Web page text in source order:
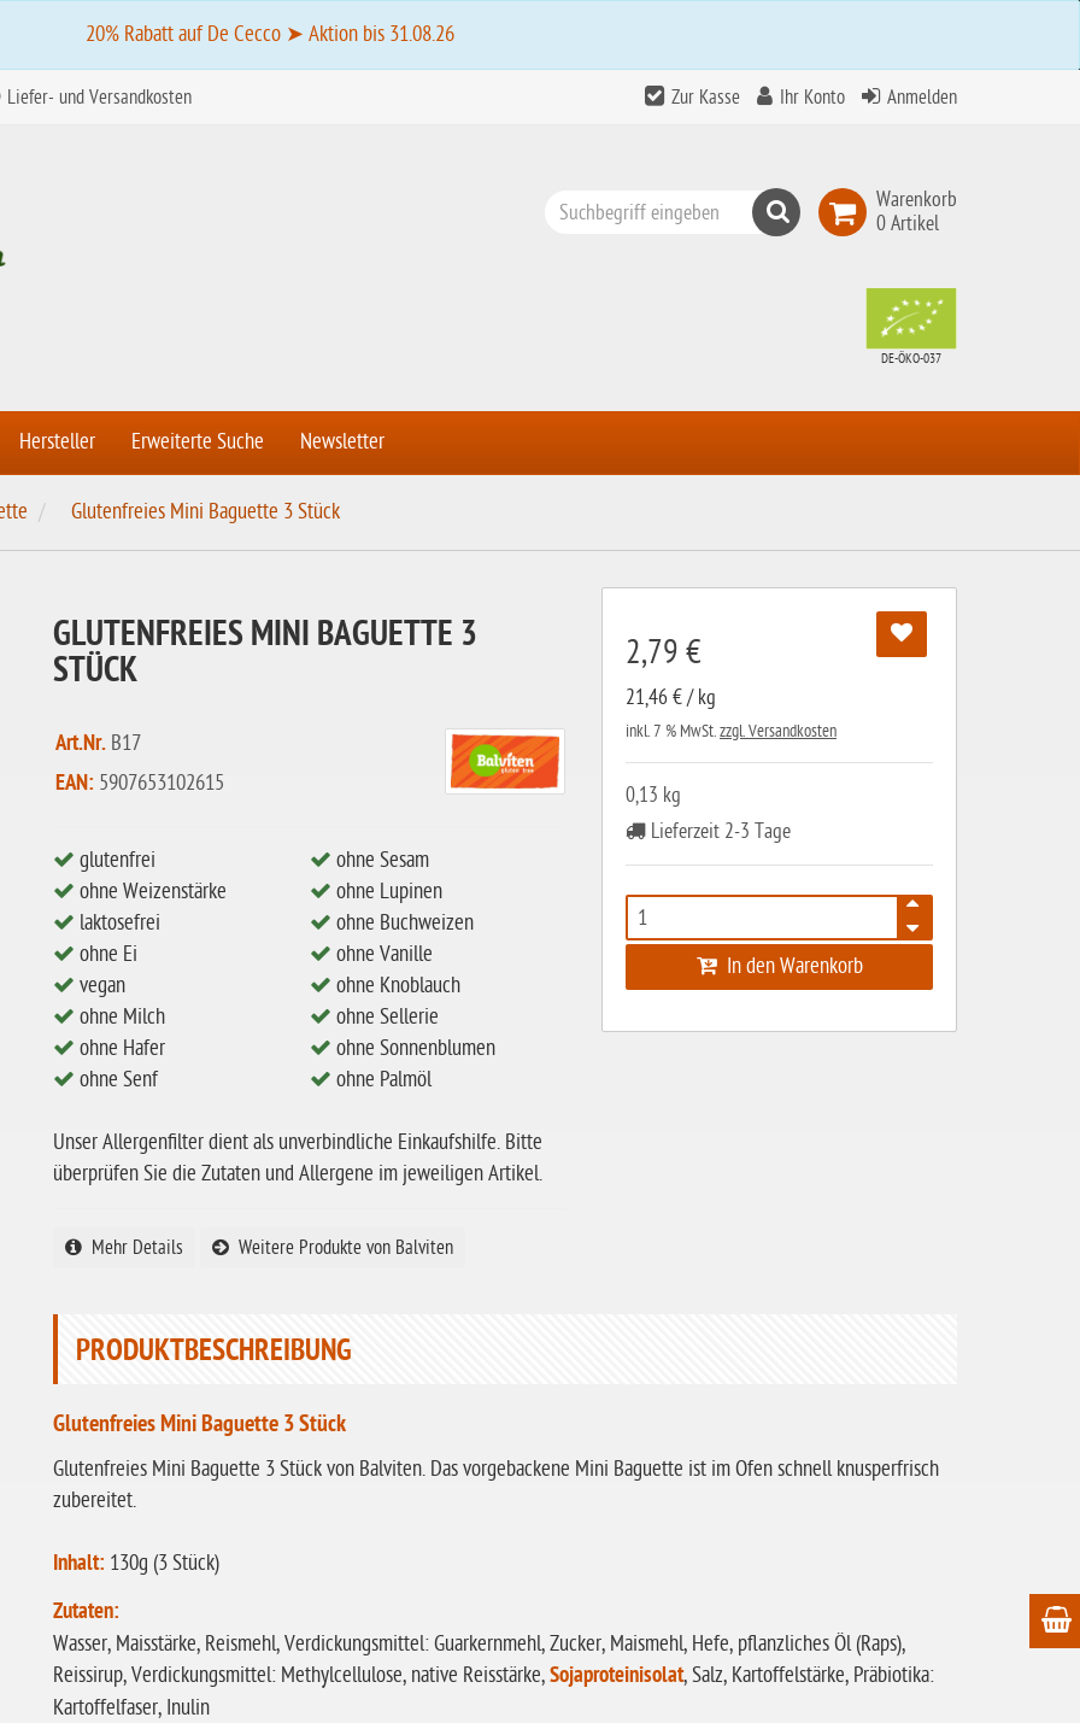
20% Rabatt auf De Cecco ➤ Aktion bis 31.08.26
Liefer- und Versandkosten Zur Kasse Ihr Konto Anmelden
Warenkorb
0 Artikel
Suchen
DE-ÖKO-037
Hersteller Erweiterte Suche Newsletter
Glutenfreies Mini Baguette 3 Stück
2,79 €
21,46 € / kg
inkl. 7 % MwSt.zzgl. Versandkosten
0,13 kg
Lieferzeit 2-3 Tage
In den Warenkorb
GLUTENFREIES MINI BAGUETTE 3
STÜCK
Art.Nr. B17
EAN: 5907653102615
glutenfrei
ohne Weizenstärke
laktosefrei
ohne Ei
vegan
ohne Milch
ohne Hafer
ohne Senf
ohne Sesam
ohne Lupinen
ohne Buchweizen
ohne Vanille
ohne Knoblauch
ohne Sellerie
ohne Sonnenblumen
ohne Palmöl
Unser Allergenfilter dient als unverbindliche Einkaufshilfe. Bitte
überprüfen Sie die Zutaten und Allergene im jeweiligen Artikel.
Mehr Details Weitere Produkte von Balviten
PRODUKTBESCHREIBUNG
Glutenfreies Mini Baguette 3 Stück
Glutenfreies Mini Baguette 3 Stück von Balviten. Das vorgebackene Mini Baguette ist im Ofen schnell knusperfrisch
zubereitet.
Inhalt: 130g (3 Stück)
Zutaten:
Wasser, Maisstärke, Reismehl, Verdickungsmittel: Guarkernmehl, Zucker, Maismehl, Hefe, pflanzliches Öl (Raps),
Reissirup, Verdickungsmittel: Methylcellulose, native Reisstärke,Sojaproteinisolat, Salz, Kartoffelstärke, Präbiotika:
Kartoffelfaser, Inulin